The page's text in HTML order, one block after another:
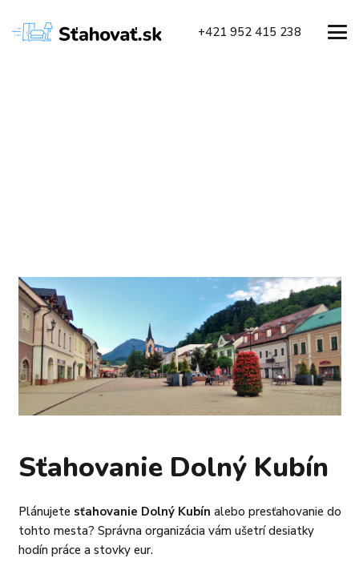
+421 952 415 238
Sťahovanie Dolný Kubín
Plánujete sťahovanie Dolný Kubín alebo presťahovanie do
tohto mesta? Správna organizácia vám ušetrí desiatky
hodín práce a stovky eur.